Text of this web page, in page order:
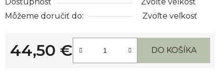
Môžeme doručiť do:
Zvoľte veľkosť
44,50 €
Jednotková cena:
DO KOŠÍKA